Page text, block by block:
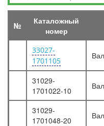
№
Каталожный
номер
33027-
1701105
31029-
1701022-10
31029-
1701048-20